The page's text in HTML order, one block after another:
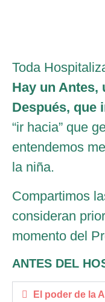
Toda
Hay un Antes,
Después,
“ir hacia” que
entendemos
la niña.
Compartimos
consideran
momento del
ANTES DEL
El poder de la